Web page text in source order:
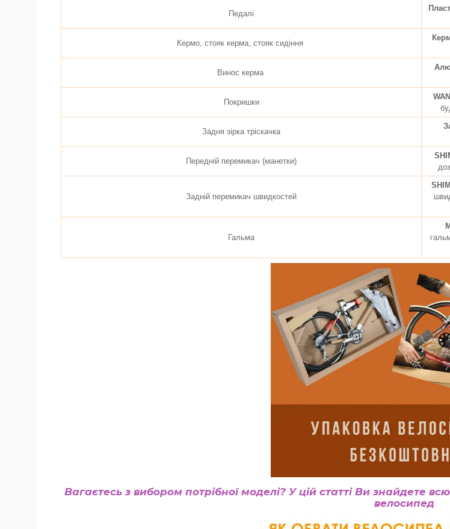
Педалі
Кермо, стояк керма, стояк сидіння
Винос керма
Покришки
Задня зірка тріскачка
Передній перемикач (манетки)
Задній перемикач швидкостей
Гальма
Вагаєтесь з вибором потрібної моделі? У цій статті Ви знайдете
велосипед